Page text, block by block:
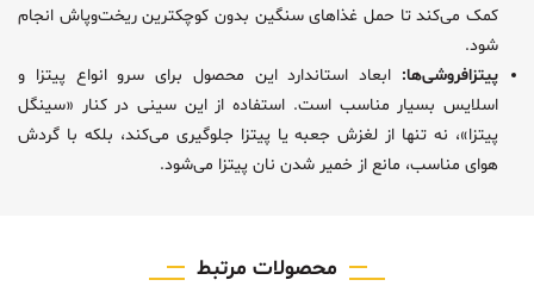
کمک می‌کند تا حمل غذاهای سنگین بدون کوچکترین ریخت‌وپاش انجام
شود.
پیتزافروشی‌ها: ابعاد استاندارد این محصول برای سرو انواع پیتزا و
اسلایس بسیار مناسب است. استفاده از این سینی در کنار «سینگل
پیتزا»، نه تنها از لغزش جعبه یا پیتزا جلوگیری می‌کند، بلکه با گردش
هوای مناسب، مانع از خمیر شدن نان پیتزا می‌شود.
محصولات مرتبط